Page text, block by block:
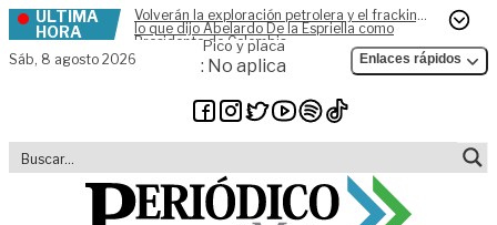
Skip to content
ÚLTIMA
HORA
Volverán la exploración petrolera y el fracking,
lo que dijo Abelardo De la Espriella como
Presidente de Colombia
Sáb, 8 agosto 2026
Pico y placa
: No aplica Enlaces rápidos